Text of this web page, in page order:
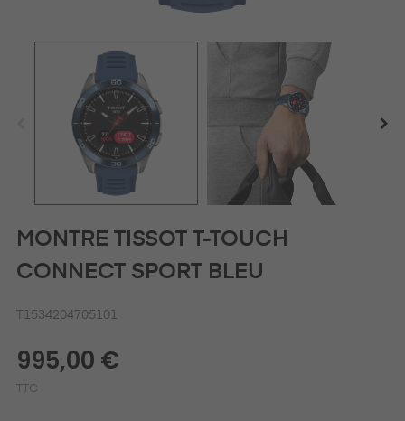
MONTRE TISSOT T-TOUCH
CONNECT SPORT BLEU
T1534204705101
995,00 €
TTC